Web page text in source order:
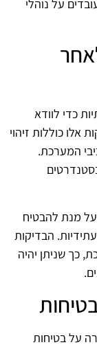
על נוהלי
כדי לוודא
כוללות זיהוי
המערכת.
מנת להבטיח
הבדיקות
כך שניתן יהיה
על בטיחות